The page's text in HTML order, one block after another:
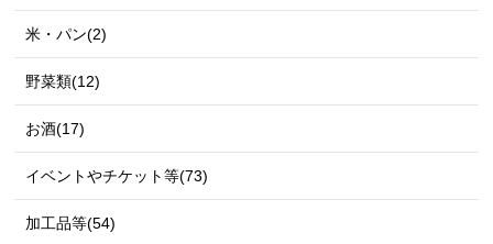
米・パン(2)
野菜類(12)
お酒(17)
イベントやチケット等(73)
加工品等(54)